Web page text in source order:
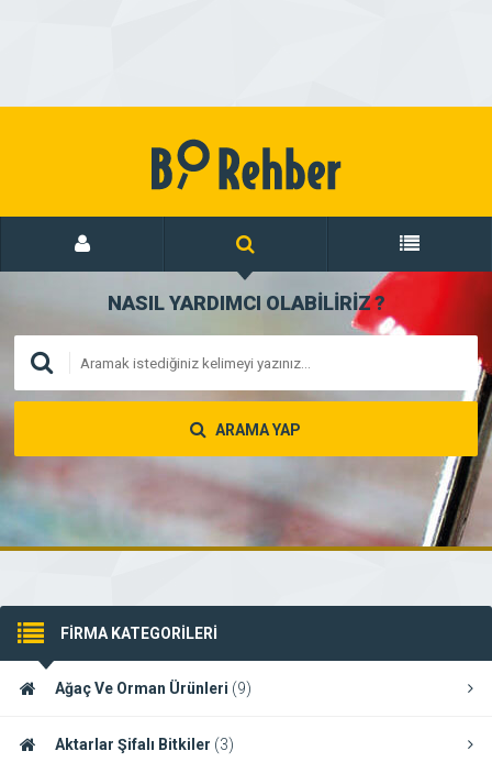
NASIL YARDIMCI OLABİLİRİZ?
ARAMA YAP
FİRMA KATEGORİLERİ
Ağaç Ve Orman Ürünleri (9)
Aktarlar Şifalı Bitkiler (3)